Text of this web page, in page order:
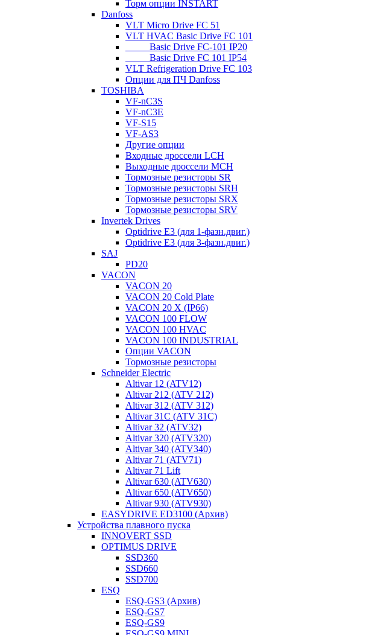
Торм опции INSTART
Danfoss
VLT Micro Drive FC 51
VLT HVAC Basic Drive FC 101
_____Basic Drive FC-101 IP20
_____Basic Drive FC 101 IP54
VLT Refrigeration Drive FC 103
Опции для ПЧ Danfoss
TOSHIBA
VF-nC3S
VF-nC3E
VF-S15
VF-AS3
Другие опции
Входные дроссели LCH
Выходные дроссели MCH
Тормозные резисторы SR
Тормозные резисторы SRH
Тормозные резисторы SRX
Тормозные резисторы SRV
Invertek Drives
Optidrive E3 (для 1-фазн.двиг.)
Optidrive E3 (для 3-фазн.двиг.)
SAJ
PD20
VACON
VACON 20
VACON 20 Cold Plate
VACON 20 X (IP66)
VACON 100 FLOW
VACON 100 HVAC
VACON 100 INDUSTRIAL
Опции VACON
Тормозные резисторы
Schneider Electric
Altivar 12 (ATV12)
Altivar 212 (ATV 212)
Altivar 312 (ATV 312)
Altivar 31C (ATV 31C)
Altivar 32 (ATV32)
Altivar 320 (ATV320)
Altivar 340 (ATV340)
Altivar 71 (ATV71)
Altivar 71 Lift
Altivar 630 (ATV630)
Altivar 650 (ATV650)
Altivar 930 (ATV930)
EASYDRIVE ED3100 (Архив)
Устройства плавного пуска
INNOVERT SSD
OPTIMUS DRIVE
SSD360
SSD660
SSD700
ESQ
ESQ-GS3 (Архив)
ESQ-GS7
ESQ-GS9